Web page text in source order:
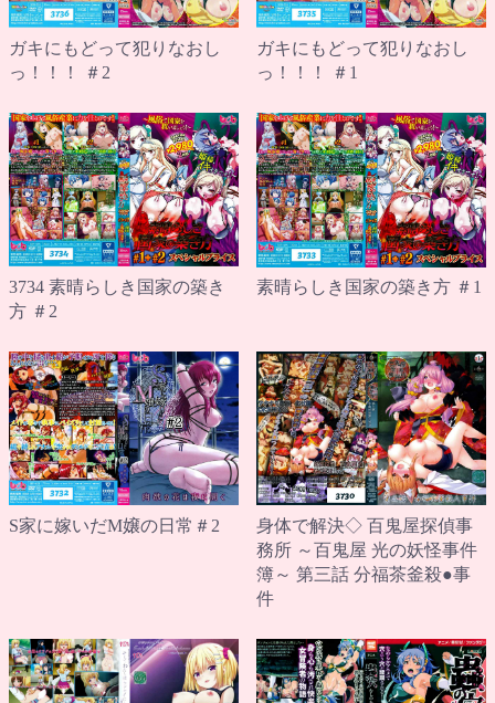
ガキにもどって犯りなおし
っ！！！ ＃2
ガキにもどって犯りなおし
っ！！！ ＃1
3734 素晴らしき国家の築き
方 ＃2
素晴らしき国家の築き方 ＃1
S家に嫁いだM嬢の日常＃2
身体で解決◇ 百鬼屋探偵事
務所 ～百鬼屋 光の妖怪事件
簿～ 第三話 分福茶釜殺●事
件